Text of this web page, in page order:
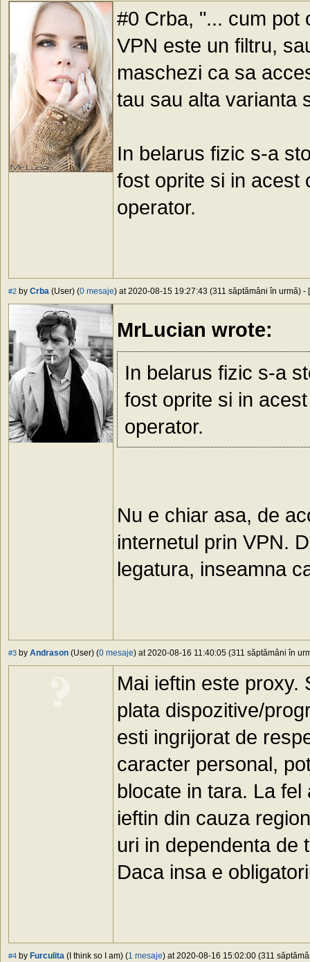
#0 Crba, "... cum pot
VPN este un filtru,
maschezi ca sa
tau sau alta varianta
In belarus fizic s-a
fost oprite si in acest
operator.
#2 by Crba (User) (0 mesaje) at 2020-08-15 19:27:43 (311 săptămâni în urmă) - [
MrLucian wrote:
In belarus fizic s-a
fost oprite si in
operator.
Nu e chiar asa, de
internetul prin VPN.
legatura, inseamna
#3 by Andrason (User) (0 mesaje) at 2020-08-16 11:40:05 (311 săptămâni în
Mai ieftin este proxy.
plata dispozitive/
esti ingrijorat de
caracter personal,
blocate in tara. La
ieftin din cauza
uri in dependenta de
Daca insa e
#4 by Furculita (I think so I am) (1 mesaje) at 2020-08-16 15:02:00 (311